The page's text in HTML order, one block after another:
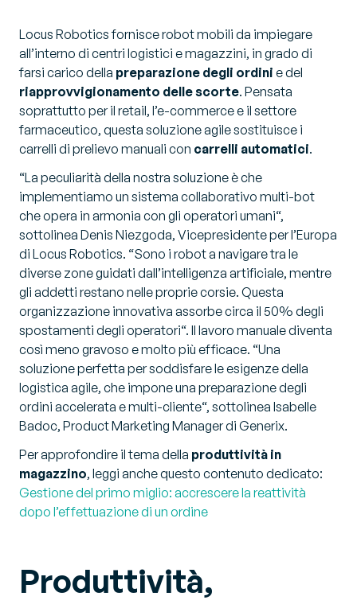
Locus Robotics fornisce robot mobili da impiegare
all’interno di centri logistici e magazzini, in grado di
farsi carico della preparazione degli ordini e del
riapprovvigionamento delle scorte. Pensata
soprattutto per il retail, l’e-commerce e il settore
farmaceutico, questa soluzione agile sostituisce i
carrelli di prelievo manuali con carrelli automatici.
“La peculiarità della nostra soluzione è che
implementiamo un sistema collaborativo multi-bot
che opera in armonia con gli operatori umani“,
sottolinea Denis Niezgoda, Vicepresidente per l’Europa
di Locus Robotics. “Sono i robot a navigare tra le
diverse zone guidati dall’intelligenza artificiale, mentre
gli addetti restano nelle proprie corsie. Questa
organizzazione innovativa assorbe circa il 50% degli
spostamenti degli operatori“. Il lavoro manuale diventa
così meno gravoso e molto più efficace. “Una
soluzione perfetta per soddisfare le esigenze della
logistica agile, che impone una preparazione degli
ordini accelerata e multi-cliente“, sottolinea Isabelle
Badoc, Product Marketing Manager di Generix.
Per approfondire il tema della produttività in
magazzino, leggi anche questo contenuto dedicato:
Gestione del primo miglio: accrescere la reattività
dopo l’effettuazione di un ordine
Produttività,